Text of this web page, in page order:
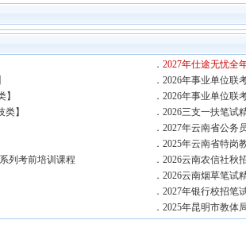
． 2027年仕途无忧全
． 2026年事业单位联
． 2026年事业单位联
】 ． 2026三支一扶笔试
． 2027年云南省公务
． 2025年云南省特岗
列考前培训课程 ． 2026云南农信社秋
． 2026云南烟草笔试
． 2027年银行校招笔
． 2025年昆明市教体